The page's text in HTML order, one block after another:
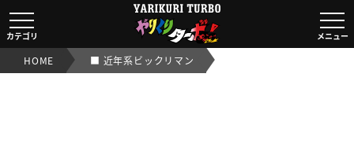
■ 近年系ビックリマン ｜【ビックリマンシール実店舗買
カテゴリ メニュー
HOME ■ 近年系ビックリマン